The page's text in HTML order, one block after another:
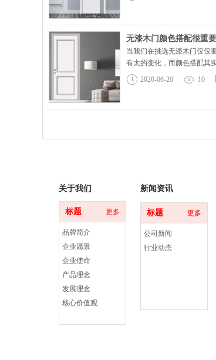
无漆木门颜色搭配很重要
当我们在挑选无漆木门仅仅
有太的变化，而颜色搭配其
仅仅要关注其本身的质量、
配其实可以说是，家装最难
就要搭配相应的古典的颜色
2020-06-20 10
标题 更多
品牌简介
企业愿景
企业使命
产品理念
发展理念
核心价值观
标题 更多
公司新闻
行业动态
关于我们 新闻资讯